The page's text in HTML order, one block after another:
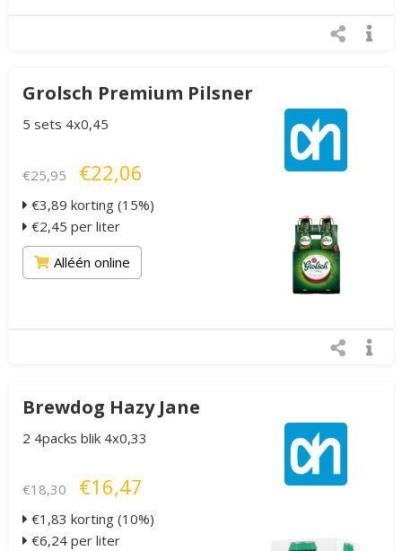
Grolsch Premium Pilsner
5 sets 4x0,45
€25,95 €22,06
€3,89 korting (15%)
€2,45 per liter
Alléén online
Brewdog Hazy Jane
2 4packs blik 4x0,33
€18,30 €16,47
€1,83 korting (10%)
€6,24 per liter